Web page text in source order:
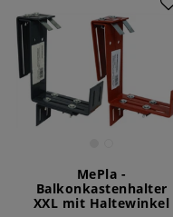
MePla -
Balkonkastenhalter
XXL mit Haltewinkel